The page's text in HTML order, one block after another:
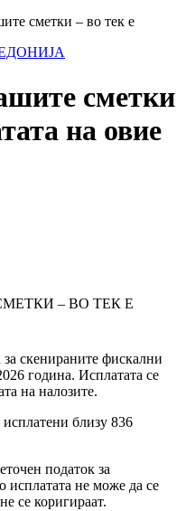
сметки – во тек е
сметки
на овие
– ВО ТЕК Е
за скенираните фискални
година. Исплатата се
на налозите.
близу 836
податок за
исплатата не може да се
се коригираат.